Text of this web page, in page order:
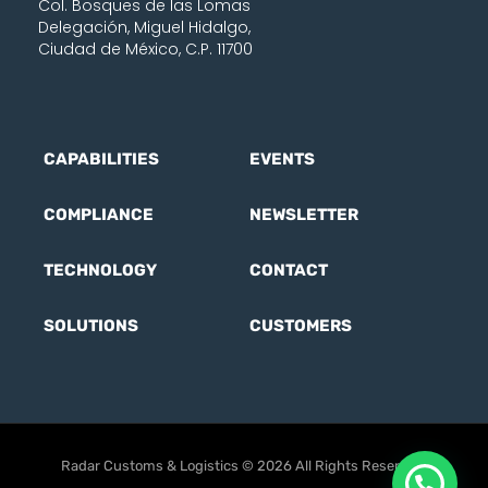
Col. Bosques de las Lomas
Delegación, Miguel Hidalgo,
Ciudad de México, C.P. 11700
CAPABILITIES
COMPLIANCE
TECHNOLOGY
SOLUTIONS
EVENTS
NEWSLETTER
CONTACT
CUSTOMERS
Radar Customs & Logistics © 2026 All Rights Reserved.